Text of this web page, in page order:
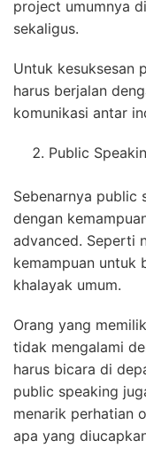
project umumnya
sekaligus.
Untuk kesuksesan
harus berjalan
komunikasi antar
Public
Sebenarnya public
dengan
advanced. Seperti
kemampuan untuk
khalayak umum.
Orang yang
tidak mengalami
harus bicara di
public speaking
menarik perhatian
apa yang